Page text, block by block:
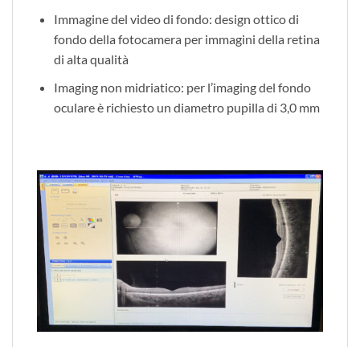
Immagine del video di fondo: design ottico di
fondo della fotocamera per immagini della retina
di alta qualità
Imaging non midriatico: per l’imaging del fondo
oculare è richiesto un diametro pupilla di 3,0 mm